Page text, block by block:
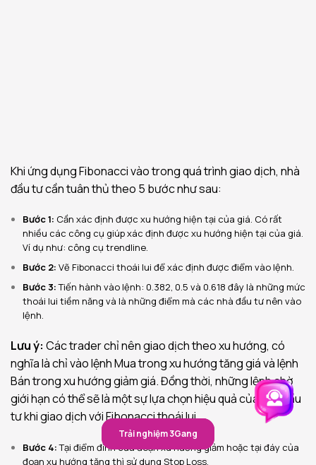
Khi ứng dụng Fibonacci vào trong quá trình giao dịch, nhà
đầu tư cần tuân thủ theo 5 bước như sau:
Bước 1: Cần xác định được xu hướng hiện tại của giá. Có rất
nhiều các công cụ giúp xác định được xu hướng hiện tại của giá.
Ví dụ như: công cụ trendline.
Bước 2: Vẽ Fibonacci thoái lui để xác định được điểm vào lệnh.
Bước 3:Tiến hành vào lệnh: 0.382, 0.5 và 0.618 đây là những mức
thoái lui tiềm năng và là những điểm mà các nhà đầu tư nên vào
lệnh.
Lưu ý: Các trader chỉ nên giao dịch theo xu hướng, có
nghĩa là chỉ vào lệnh Mua trong xu hướng tăng giá và lệnh
Bán trong xu hướng giảm giá. Đồng thời, những lệnh chờ
giới hạn có thể sẽ là một sự lựa chọn hiệu quả của nhà đầu
tư khi giao dịch với Fibonacci thoái lui.
Bước 4:Tại điểm đỉnh của đoạn xu hướng giảm hoặc tại đáy của
đoạn xu hướng tăng thì sử dụng Stop Loss.
Trải nghiệm 3Gang
Trải nghiệm 3Gang